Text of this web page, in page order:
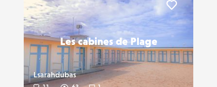
Les cabines de Plage
Lsarahdubas